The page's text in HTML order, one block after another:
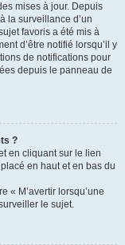
mises à jour. Depuis
la surveillance d’un
favoris a été mis à
d’être notifié lorsqu’il y
de notifications pour
depuis le panneau de
?
en cliquant sur le lien
en haut et en bas du
« M’avertir lorsqu’une
le sujet.